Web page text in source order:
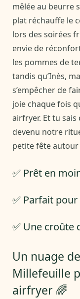
mêlée au beurre
plat réchauffe le
lors des soirées
envie de
les pommes de
tandis qu’Inès,
s’empêcher de
joie chaque fois
airfryer. Et tu sais
devenu notre
petite fête autour
✅ Prêt en
✅ Parfait
✅ Une croûte
Un nuage
Millefeuille
airfryer 🌈